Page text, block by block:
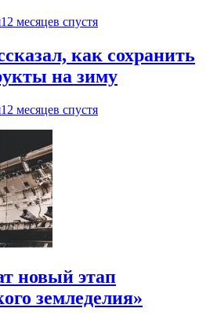
12 месяцев спустя
как сохранить
на зиму
12 месяцев спустя
новый этап
земледелия»